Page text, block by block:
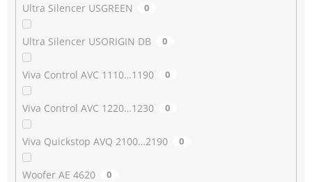
Ultra Silencer USGREEN 0
Ultra Silencer USORIGIN DB 0
Viva Control AVC 1110…1190 0
Viva Control AVC 1220…1230 0
Viva Quickstop AVQ 2100…2190 0
Woofer AE 4620 0